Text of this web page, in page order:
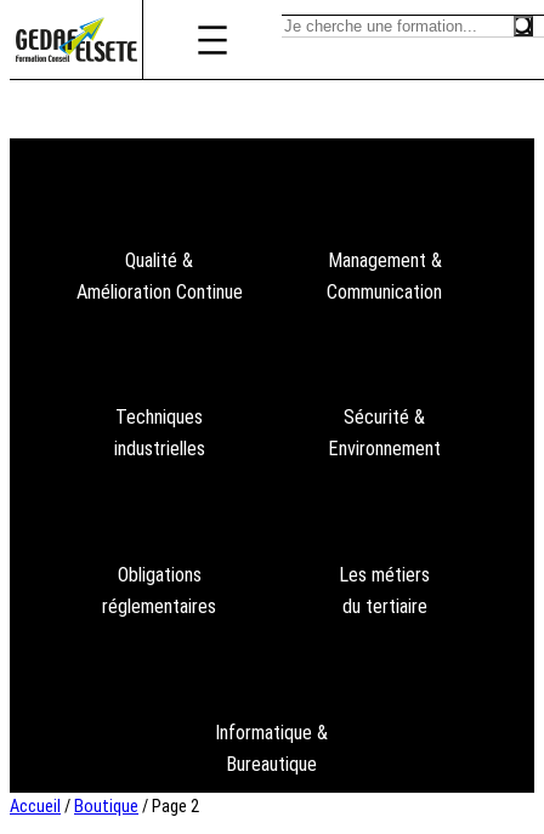
Qualité &
Amélioration Continue
Management &
Communication
Techniques
industrielles
Sécurité &
Environnement
Obligations
réglementaires
Les métiers
du tertiaire
Informatique &
Bureautique
Accueil / Boutique / Page 2